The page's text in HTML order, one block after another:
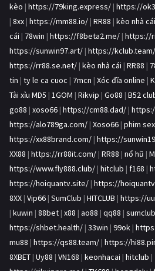
kèo | https://79king.express/ | https://
| 8xx | https://mm88.io/ | RR88 | kèo nhà cái
cái | 78win | https://f8beta2.me/ | https://
https://sunwin97.art/ | https://kclub.team/
https://rr88.se.net/ | kèo nhà cái | RR88 |
tin | ty le ca cuoc | 7mcn | Xóc đĩa online |
Tài xỉu MD5 | 1GOM | Rikvip | Go88 | B52
go88 | xoso66 | https://cm88.dad/ |
https://alo789ga.com/ | Xoso66 | phim
https://xx88brand.com/ | https://
XX88 | https://rr88it.com/ | RR88 | nổ hũ |
https://www.fly888.club/ | hitclub | f168 |
https://hoiquantv.site/ | https://
8XX | Vip66 | SumClub | HITCLUB | https://
| kuwin | 88bet | x88 | ao88 | qq88 | sumclub
https://shbet.health/ | 33win | 99ok |
mu88 | https://qs88.team/ | https://
8XBET | Uy88 | VN168 | keonhacai | hitclub |